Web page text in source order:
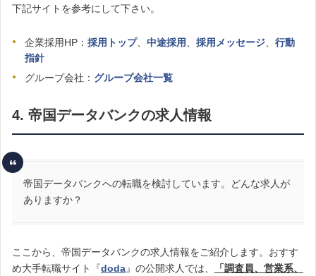
下記サイトを参考にして下さい。
企業採用HP： 採用トップ、 中途採用、 採用メッセージ、 行動
指針
グループ会社： グループ会社一覧
4. 帝国データバンクの求人情報
帝国データバンクへの転職を検討しています。どんな求人が
ありますか？
ここから、帝国データバンクの求人情報をご紹介します。おすす
め大手転職サイト『doda』の公開求人では、 「調査員、営業系、